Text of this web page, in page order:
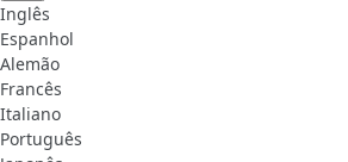
Inglês
Espanhol
Alemão
Francês
Italiano
Português